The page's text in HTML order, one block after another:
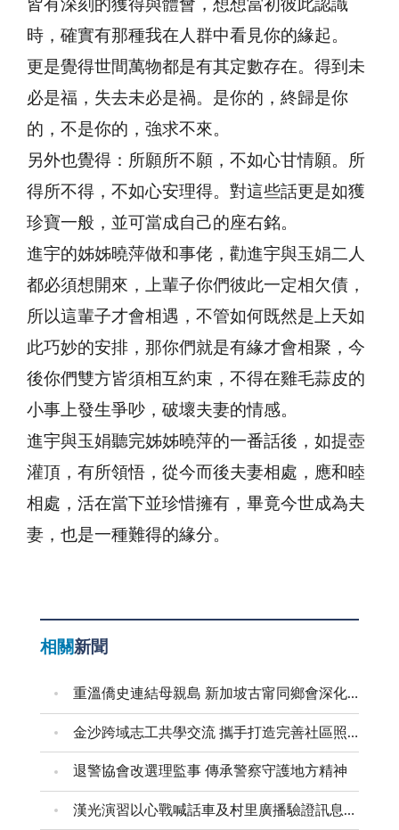
皆有深刻的獲得與體會，想想當初彼此認識
時，確實有那種我在人群中看見你的緣起。
更是覺得世間萬物都是有其定數存在。得到未
必是福，失去未必是禍。是你的，終歸是你
的，不是你的，強求不來。
另外也覺得：所願所不願，不如心甘情願。所
得所不得，不如心安理得。對這些話更是如獲
珍寶一般，並可當成自己的座右銘。
進宇的姊姊曉萍做和事佬，勸進宇與玉娟二人
都必須想開來，上輩子你們彼此一定相欠債，
所以這輩子才會相遇，不管如何既然是上天如
此巧妙的安排，那你們就是有緣才會相聚，今
後你們雙方皆須相互約束，不得在雞毛蒜皮的
小事上發生爭吵，破壞夫妻的情感。
進宇與玉娟聽完姊姊曉萍的一番話後，如提壺
灌頂，有所領悟，從今而後夫妻相處，應和睦
相處，活在當下並珍惜擁有，畢竟今世成為夫
妻，也是一種難得的緣分。
相關新聞
重溫僑史連結母親島 新加坡古甯同鄉會深化金門交流
金沙跨域志工共學交流 攜手打造完善社區照顧網絡
退警協會改選理監事 傳承警察守護地方精神
漢光演習以心戰喊話車及村里廣播驗證訊息傳遞效能